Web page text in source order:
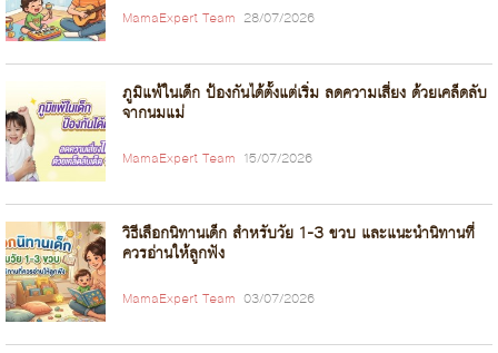
MamaExpert Team 28/07/2026
ภูมิแพ้ในเด็ก ป้องกันได้ตั้งแต่เริ่ม ลดความเสี่ยง ด้วยเคล็ดลับ
จากนมแม่
MamaExpert Team 15/07/2026
วิธีเลือกนิทานเด็ก สำหรับวัย 1-3 ขวบ และแนะนำนิทานที่
ควรอ่านให้ลูกฟัง
MamaExpert Team 03/07/2026